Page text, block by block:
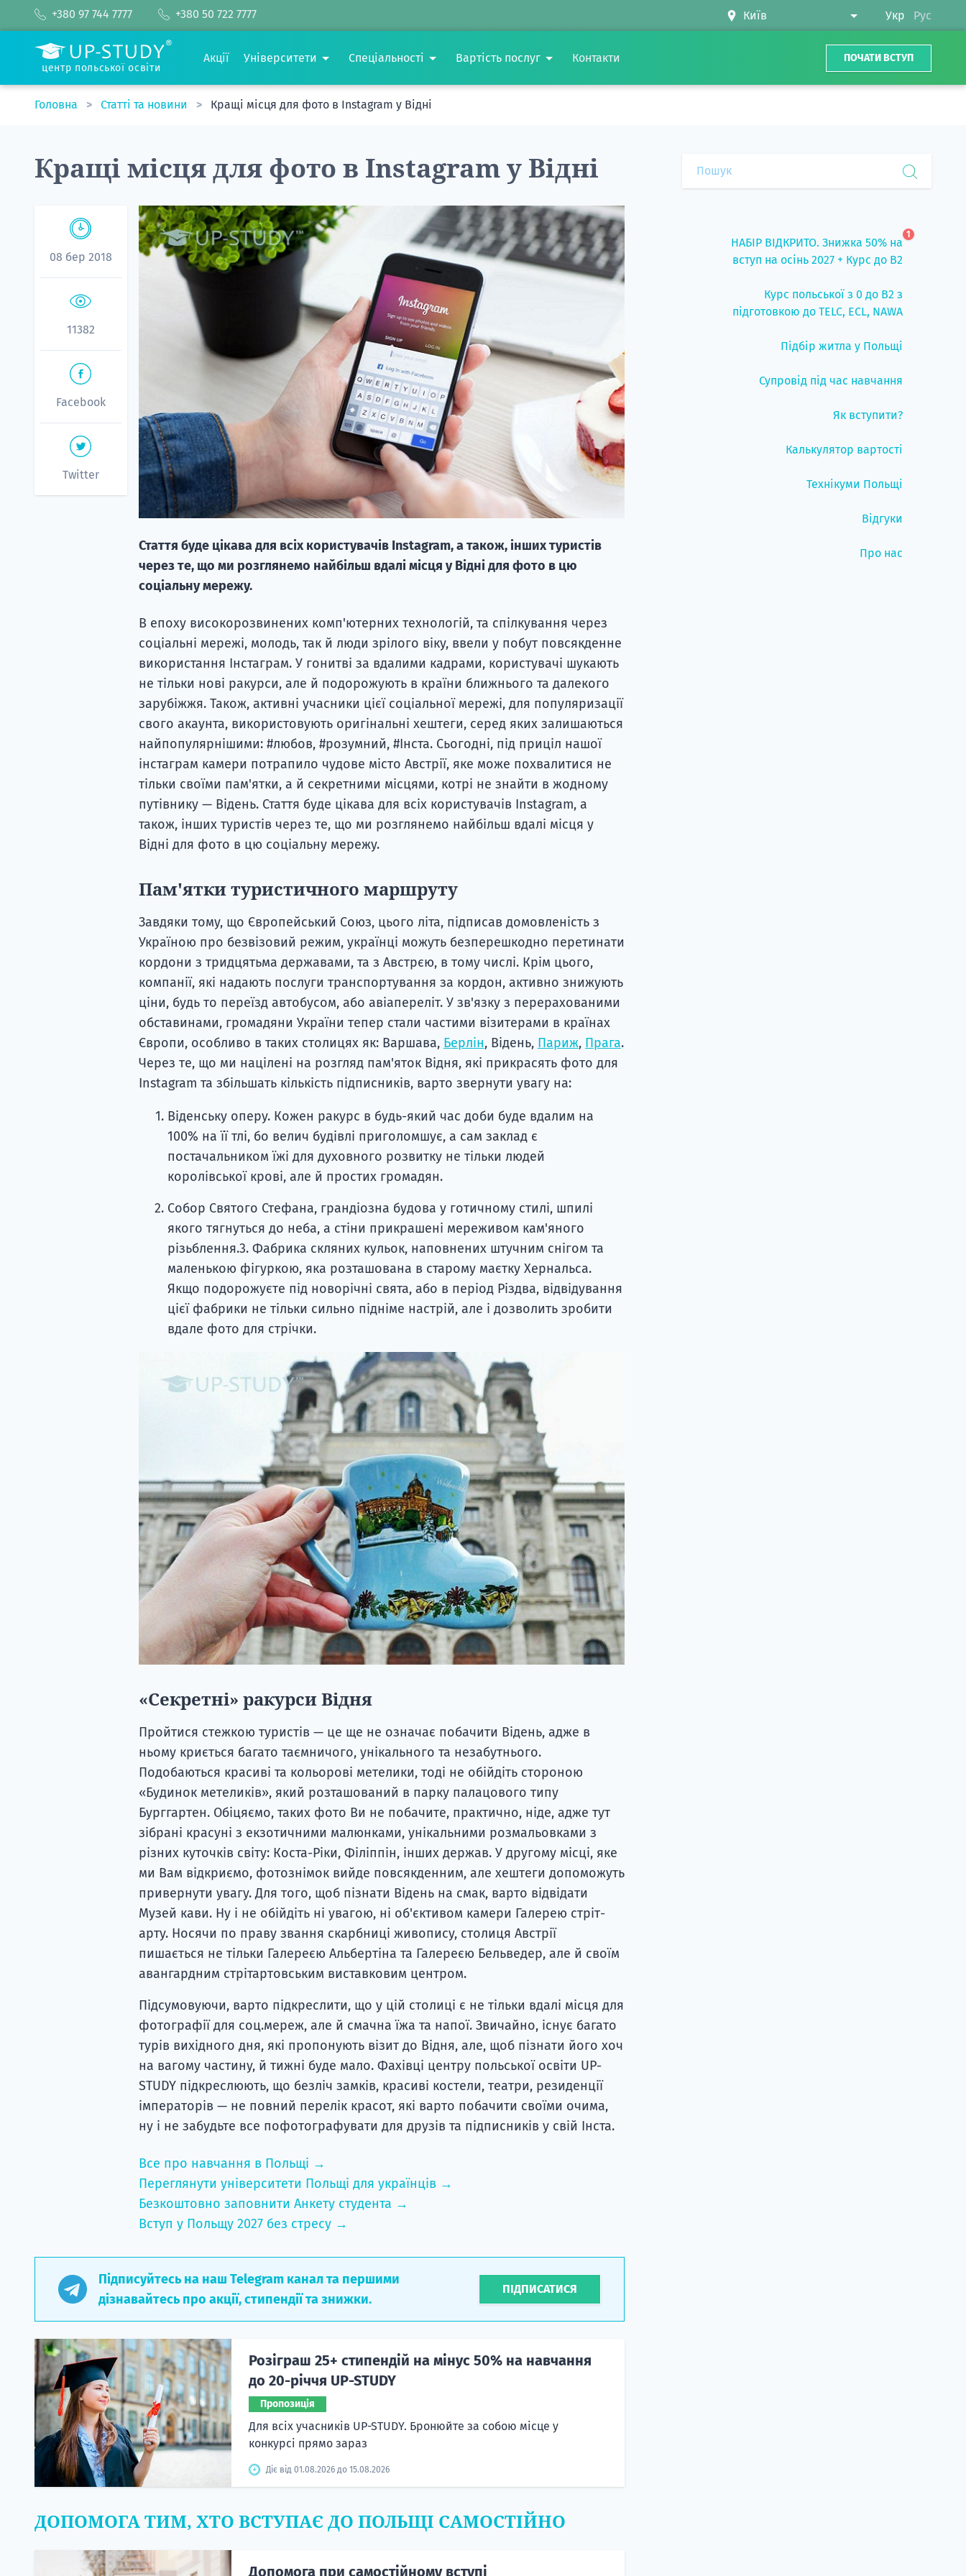
+380 97 744 7777 +380 50 722 7777 Укр Рус
центр польської освіти
Акції Університети Спеціальності Вартість послуг Контакти ПОЧАТИ ВСТУП
Головна Статті та новини Кращі місця для фото в Instagram у Відні
Кращі місця для фото в Instagram у Відні
08 бер 2018
11382
Facebook
Twitter
Стаття буде цікава для всіх користувачів Instagram, а також, інших туристів
через те, що ми розглянемо найбільш вдалі місця у Відні для фото в цю
соціальну мережу.
В епоху високорозвинених комп'ютерних технологій, та спілкування через
соціальні мережі, молодь, так й люди зрілого віку, ввели у побут повсякденне
використання Інстаграм. У гонитві за вдалими кадрами, користувачі шукають
не тільки нові ракурси, але й подорожують в країни ближнього та далекого
зарубіжжя. Також, активні учасники цієї соціальної мережі, для популяризації
свого акаунта, використовують оригінальні хештеги, серед яких залишаються
найпопулярнішими: #любов, #розумний, #Інста. Сьогодні, під приціл нашої
інстаграм камери потрапило чудове місто Австрії, яке може похвалитися не
тільки своїми пам'ятки, а й секретними місцями, котрі не знайти в жодному
путівнику — Відень. Стаття буде цікава для всіх користувачів Instagram, а
також, інших туристів через те, що ми розглянемо найбільш вдалі місця у
Відні для фото в цю соціальну мережу.
Пам'ятки туристичного маршруту
Завдяки тому, що Європейський Союз, цього літа, підписав домовленість з
Україною про безвізовий режим, українці можуть безперешкодно перетинати
кордони з тридцятьма державами, та з Австрєю, в тому числі. Крім цього,
компанії, які надають послуги транспортування за кордон, активно знижують
ціни, будь то переїзд автобусом, або авіапереліт. У зв'язку з перерахованими
обставинами, громадяни України тепер стали частими візитерами в країнах
Європи, особливо в таких столицях як: Варшава, Берлін, Відень, Париж, Прага.
Через те, що ми націлені на розгляд пам'яток Відня, які прикрасять фото для
Instagram та збільшать кількість підписників, варто звернути увагу на:
Віденську оперу. Кожен ракурс в будь-який час доби буде вдалим на
100% на її тлі, бо велич будівлі приголомшує, а сам заклад є
постачальником їжі для духовного розвитку не тільки людей
королівської крові, але й простих громадян.
Собор Святого Стефана, грандіозна будова у готичному стилі, шпилі
якого тягнуться до неба, а стіни прикрашені мереживом кам'яного
різьблення.3. Фабрика скляних кульок, наповнених штучним снігом та
маленькою фігуркою, яка розташована в старому маєтку Хернальса.
Якщо подорожуєте під новорічні свята, або в період Різдва, відвідування
цієї фабрики не тільки сильно підніме настрій, але і дозволить зробити
вдале фото для стрічки.
«Секретні» ракурси Відня
Пройтися стежкою туристів — це ще не означає побачити Відень, адже в
ньому криється багато таємничого, унікального та незабутнього.
Подобаються красиві та кольорові метелики, тоді не обійдіть стороною
«Будинок метеликів», який розташований в парку палацового типу
Бурггартен. Обіцяємо, таких фото Ви не побачите, практично, ніде, адже тут
зібрані красуні з екзотичними малюнками, унікальними розмальовками з
різних куточків світу: Коста-Ріки, Філіппін, інших держав. У другому місці, яке
ми Вам відкриємо, фотознімок вийде повсякденним, але хештеги допоможуть
привернути увагу. Для того, щоб пізнати Відень на смак, варто відвідати
Музей кави. Ну і не обійдіть ні увагою, ні об'єктивом камери Галерею стріт-
арту. Носячи по праву звання скарбниці живопису, столиця Австрії
пишається не тільки Галереєю Альбертіна та Галереєю Бельведер, але й своїм
авангардним стрітартовським виставковим центром.
Підсумовуючи, варто підкреслити, що у цій столиці є не тільки вдалі місця для
фотографії для соц.мереж, але й смачна їжа та напої. Звичайно, існує багато
турів вихідного дня, які пропонують візит до Відня, але, щоб пізнати його хоч
на вагому частину, й тижні буде мало. Фахівці центру польської освіти UP-
STUDY підкреслюють, що безліч замків, красиві костели, театри, резиденції
імператорів — не повний перелік красот, які варто побачити своїми очима,
ну і не забудьте все пофотографувати для друзів та підписників у свій Інста.
Все про навчання в Польщі →
Переглянути університети Польщі для українців →
Безкоштовно заповнити Анкету студента →
Вступ у Польщу 2027 без стресу →
Підписуйтесь на наш Telegram канал та першими
дізнавайтесь про акції, стипендії та знижки.
ПІДПИСАТИСЯ
Розіграш 25+ стипендій на мінус 50% на навчання
до 20-річчя UP-STUDY
Пропозиція
Для всіх учасників UP-STUDY. Бронюйте за собою місце у
конкурсі прямо зараз
Діє від 01.08.2026 до 15.08.2026
ДОПОМОГА ТИМ, ХТО ВСТУПАЄ ДО ПОЛЬЩІ САМОСТІЙНО
Допомога при самостійному вступі
НАБІР ВІДКРИТО. Знижка 50% на
вступ на осінь 2027 + Курс до B2
1
Курс польської з 0 до B2 з
підготовкою до TELC, ECL, NAWA
Підбір житла у Польщі
Супровід під час навчання
Як вступити?
Калькулятор вартості
Технікуми Польщі
Відгуки
Про нас